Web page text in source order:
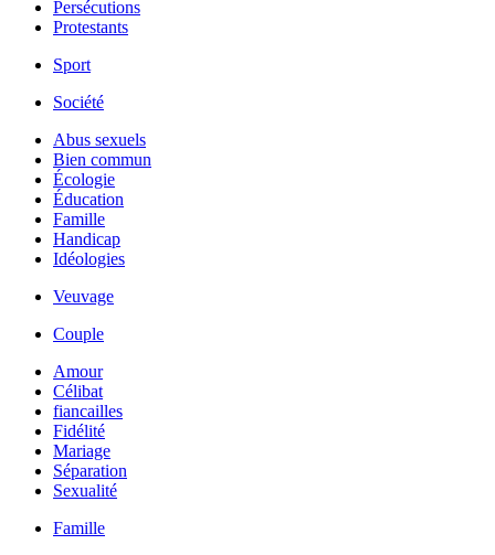
Persécutions
Protestants
Sport
Société
Abus sexuels
Bien commun
Écologie
Éducation
Famille
Handicap
Idéologies
Veuvage
Couple
Amour
Célibat
fiancailles
Fidélité
Mariage
Séparation
Sexualité
Famille